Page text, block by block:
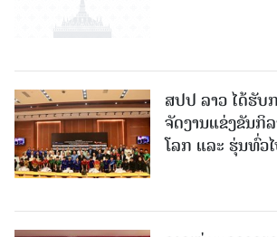
ສປປ ລາວ ໄດ້ຮັບ
ຈັດງານແຂ່ງຂັນກິ
ໂລກ ແລະ ຮຸ່ນທົ່ວ